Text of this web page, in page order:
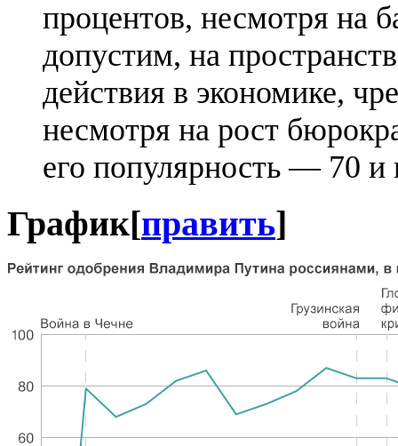
процентов, несмотря на
допустим, на
действия в экономике,
несмотря на рост
его популярность — 70
График[править]